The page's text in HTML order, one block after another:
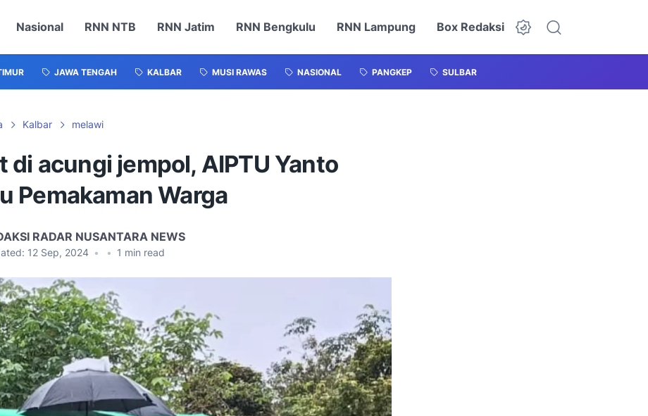
Nasional RNN NTB RNN Jatim RNN Bengkulu RNN Lampung Box Redaksi
JAWA TENGAH KALBAR MUSI RAWAS NASIONAL PANGKEP SULBAR
Kalbar melawi
di acungi jempol, AIPTU Yanto
Pemakaman Warga
RADAR NUSANTARA NEWS
12 Sep, 2024 • • 1 min read